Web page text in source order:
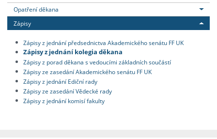
Opatření děkana
Zápisy
Zápisy z jednání předsednictva Akademického senátu FF UK
Zápisy z jednání kolegia děkana
Zápisy z porad děkana s vedoucími základních součástí
Zápisy ze zasedání Akademického senátu FF UK
Zápisy z jednání Ediční rady
Zápisy ze zasedání Vědecké rady
Zápisy z jednání komisí fakulty